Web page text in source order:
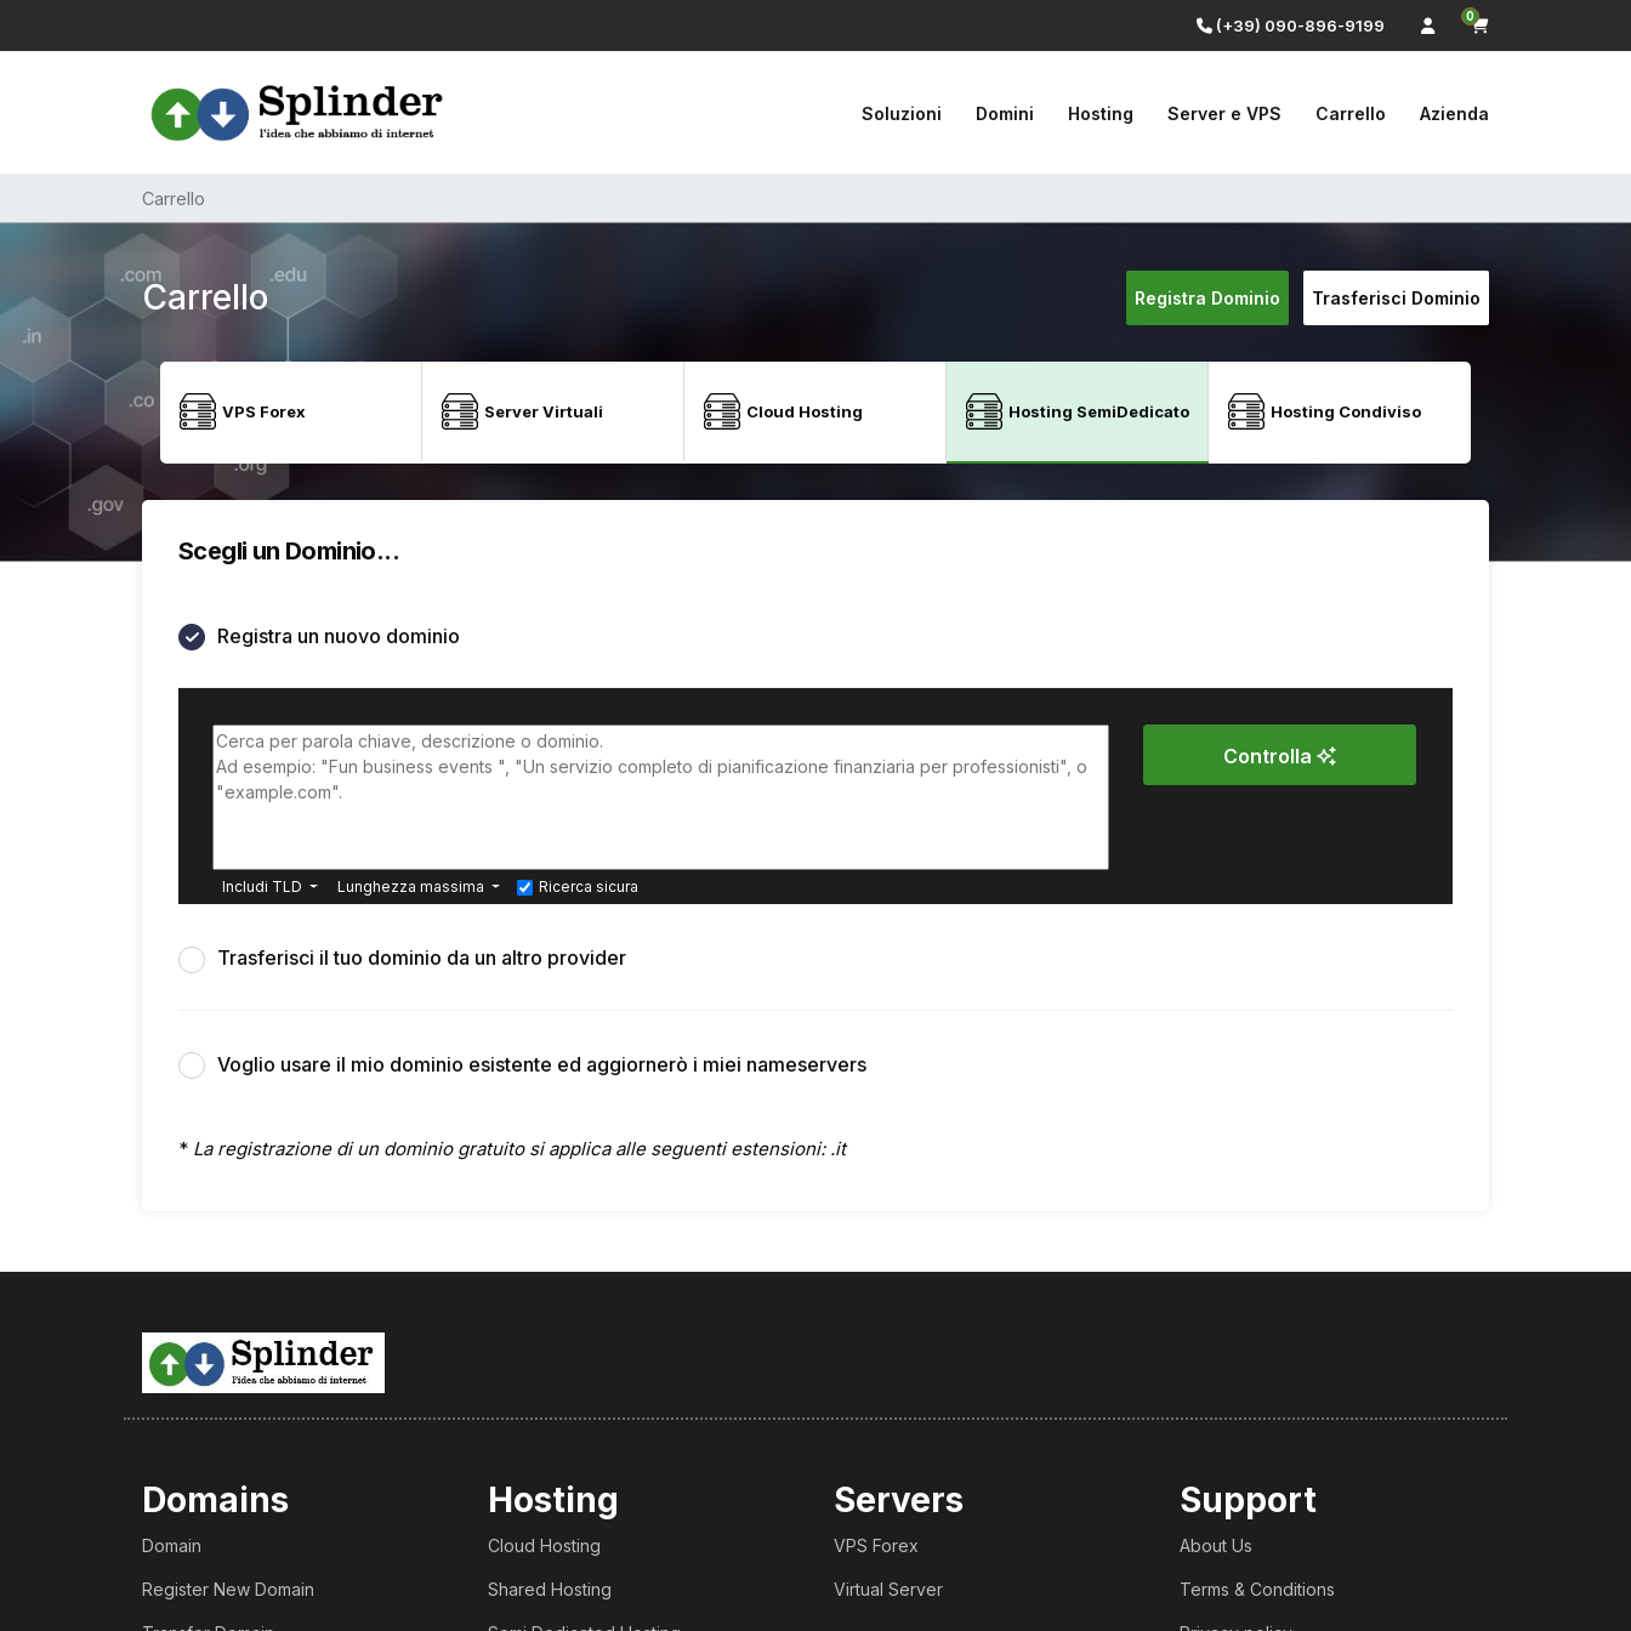
(+39) 090-896-9199 0
Soluzioni Domini Hosting Server e VPS Carrello Azienda
Carrello
Carrello Registra Dominio Trasferisci Dominio
VPS Forex Server Virtuali Cloud Hosting Hosting SemiDedicato Hosting Condiviso
Scegli un Dominio...
Registra un nuovo dominio
Controlla
Includi TLD Lunghezza massima Ricerca sicura
Trasferisci il tuo dominio da un altro provider
Voglio usare il mio dominio esistente ed aggiornerò i miei nameservers
* La registrazione di un dominio gratuito si applica alle seguenti estensioni: .it
Domains
Domain
Register New Domain
Hosting
Cloud Hosting
Shared Hosting
Servers
VPS Forex
Virtual Server
Support
About Us
Terms & Conditions